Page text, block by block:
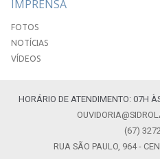
IMPRENSA
FOTOS
NOTÍCIAS
VÍDEOS
HORÁRIO DE ATENDIMENTO: 07H
(67)
RUA SÃO PAULO, 964 -